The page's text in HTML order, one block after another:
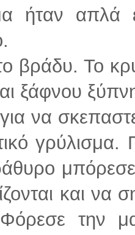
ήταν απλά
βράδυ. Το
ξάφνου
να
γρύλισμα.
μπόρεσε
και να
την